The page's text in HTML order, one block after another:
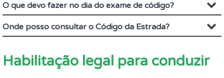
O que devo fazer no dia do exame de código?
Onde posso consultar o Código da Estrada?
Habilitação legal para conduzir